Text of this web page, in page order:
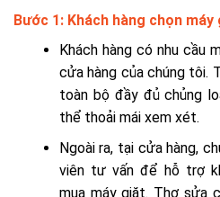
Bước 1: Khách hàng chọn máy
Khách hàng có nhu cầu
cửa hàng của chúng tôi.
toàn bộ đầy đủ chủng
thể thoải mái xem xét.
Ngoài ra, tại cửa hàng,
viên tư vấn để hỗ trợ
mua máy giặt. Thợ sửa